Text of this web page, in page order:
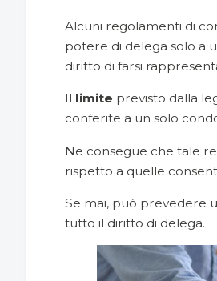
Alcuni regolamenti di
potere di delega solo a
diritto di farsi
Il limite previsto dalla
conferite a un solo
Ne consegue che tale
rispetto a quelle
Se mai, può prevedere
tutto il diritto di delega.